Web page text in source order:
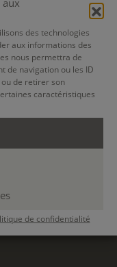
des technologies
aux informations des
nous permettra de
de navigation ou les ID
de retirer son
caractéristiques
de confidentialité
BIOGRAPHIQUES -
15 mars 2027, 16 mars
2027, 13 mai 2027, 05 juil
07 sept 2027, 08 sept